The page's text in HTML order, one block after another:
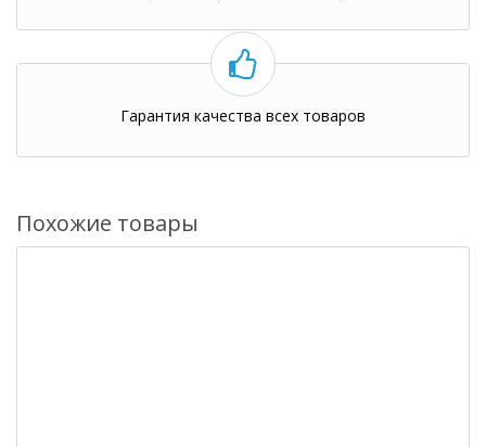
Гарантия качества всех товаров
Похожие товары